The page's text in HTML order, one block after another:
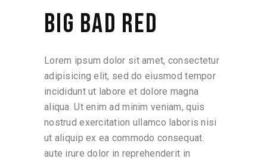
BIG BAD RED
Lorem ipsum dolor sit amet, consectetur
adipisicing elit, sed do eiusmod tempor
incididunt ut labore et dolore magna
aliqua. Ut enim ad minim veniam, quis
nostrud exercitation ullamco laboris nisi
ut aliquip ex ea commodo consequat.
aute irure dolor in reprehenderit in